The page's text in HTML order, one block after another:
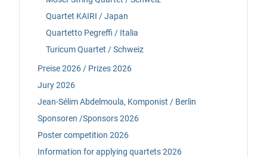
Quartet KAIRI / Japan
Quartetto Pegreffi / Italia
Turicum Quartet / Schweiz
Preise 2026 / Prizes 2026
Jury 2026
Jean-Sélim Abdelmoula, Komponist / Berlin
Sponsoren /Sponsors 2026
Poster competition 2026
Information for applying quartets 2026